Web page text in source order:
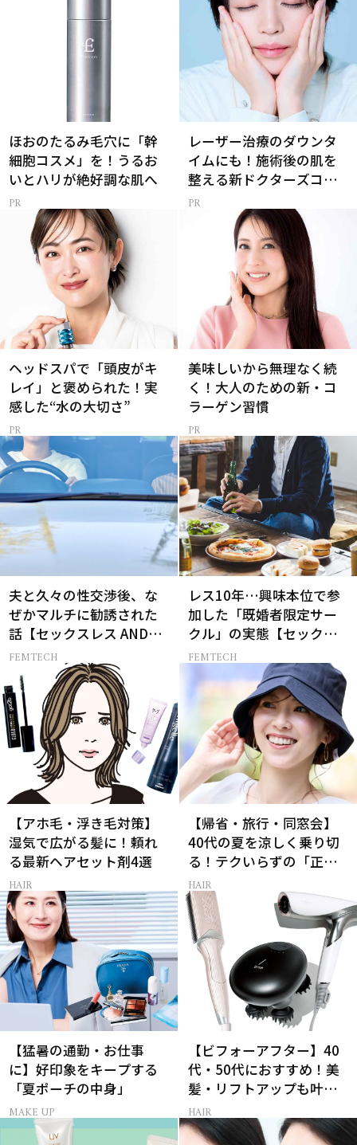
ほおのたるみ毛穴に「幹
細胞コスメ」を！うるお
いとハリが絶好調な肌へ
レーザー治療のダウンタ
イムにも！施術後の肌を
整える新ドクターズコス
メ
ヘッドスパで「頭皮がキ
レイ」と褒められた！実
感した“水の大切さ”
美味しいから無理なく続
く！大人のための新・コ
ラーゲン習慣
夫と久々の性交渉後、な
ぜかマルチに勧誘された
話【セックスレス AND
THE CITY -女たちの告
白-】
FEMTECH
レス10年…興味本位で参
加した「既婚者限定サー
クル」の実態【セックス
レス AND THE CITY -女た
FEMTECH
【アホ毛・浮き毛対策】
湿気で広がる髪に！頼れ
る最新ヘアセット剤4選
HAIR
【帰省・旅行・同窓会】
40代の夏を涼しく乗り切
る！テクいらずの「正解
ヘアアレンジ」3選
HAIR
【猛暑の通勤・お仕事
に】好印象をキープする
「夏ポーチの中身」
MAKE UP
【ビフォーアフター】40
代・50代におすすめ！美
髪・リフトアップも叶う
最新ヘアケア家電3選
HAIR